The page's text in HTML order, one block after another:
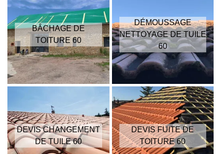
BÂCHAGE DE
TOITURE 60
DÉMOUSSAGE
NETTOYAGE DE TUILE
60
DEVIS CHANGEMENT
DE TUILE 60
DEVIS FUITE DE
TOITURE 60